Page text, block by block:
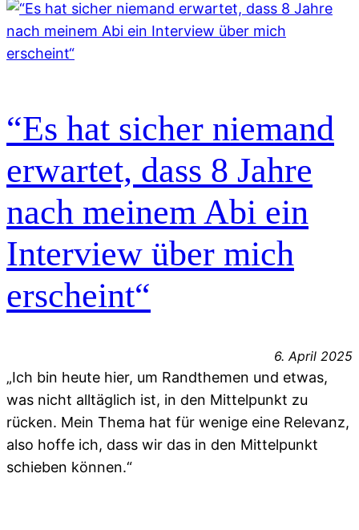
“Es hat sicher niemand
erwartet, dass 8 Jahre
nach meinem Abi ein
Interview über mich
erscheint“
6. April 2025
„Ich bin heute hier, um Randthemen und etwas,
was nicht alltäglich ist, in den Mittelpunkt zu
rücken. Mein Thema hat für wenige eine Relevanz,
also hoffe ich, dass wir das in den Mittelpunkt
schieben können.“